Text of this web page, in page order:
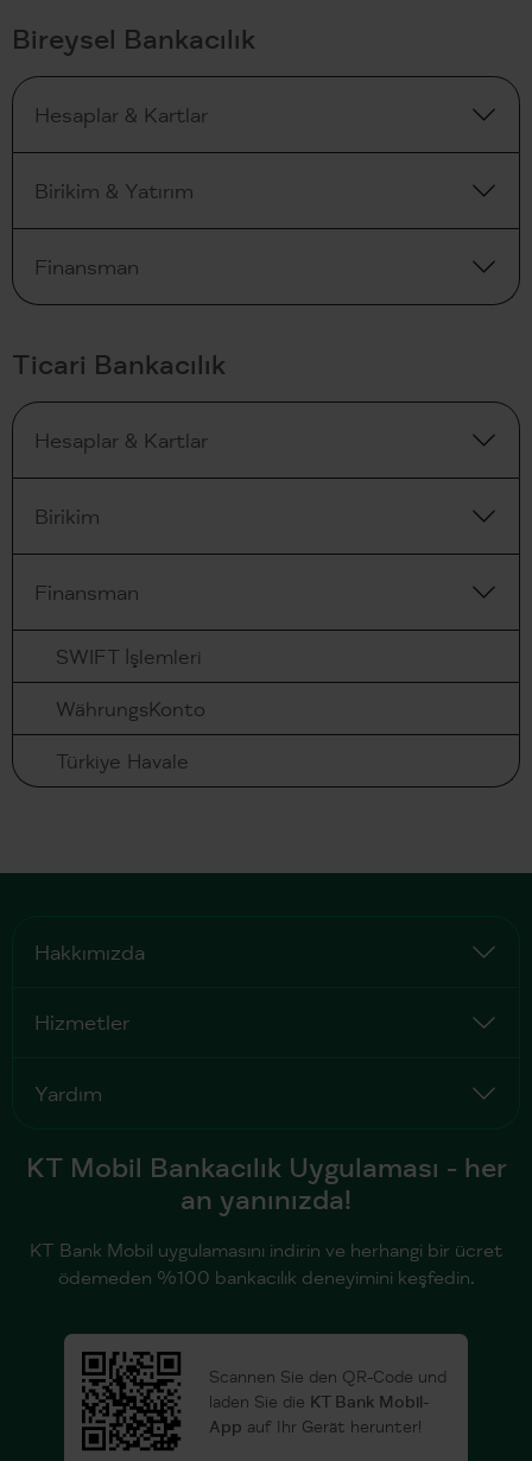
Bireysel Bankacılık
Hesaplar & Kartlar
Birikim & Yatırım
Finansman
Ticari Bankacılık
Hesaplar & Kartlar
Birikim
Finansman
SWIFT İşlemleri
WährungsKonto
Türkiye Havale
KT Mobil Bankacılık Uygulaması - her
an yanınızda!
KT Bank Mobil uygulamasını indirin ve herhangi bir ücret
ödemeden %100 bankacılık deneyimini keşfedin.
Scannen Sie den QR-Code und
laden Sie die
KT Bank Mobil-
App auf Ihr Gerät herunter!
Hakkımızda
Hizmetler
Yardım